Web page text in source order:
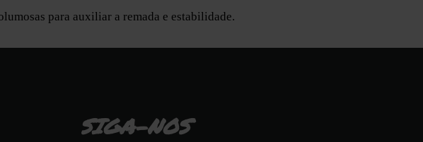
para auxiliar a remada e estabilidade.
SIGA-NOS